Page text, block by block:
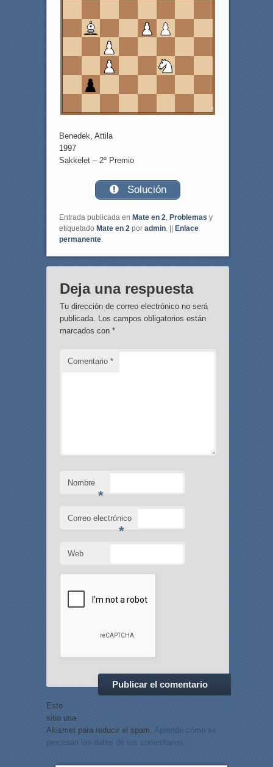
Benedek, Attila
1997
Sakkelet – 2º Premio
Solución
Entrada publicada en Mate en 2, Problemas y
etiquetado Mate en 2por admin. ||
Enlace
permanente.
Deja una respuesta
Tu dirección de correo electrónico no será
publicada. Los campos obligatorios están
marcados con *
Comentario *
Nombre
*
Correo electrónico
*
Web
Este
sitio usa
Akismet para reducir el spam. Aprende cómo se
procesan los datos de tus comentarios.